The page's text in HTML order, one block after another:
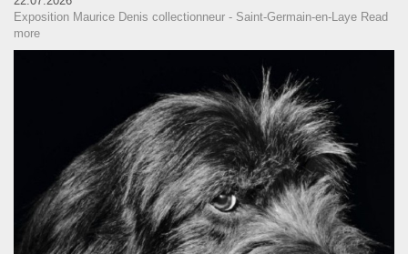
Exposition Maurice Denis collectionneur - Saint-Germain-en-Laye Read
more